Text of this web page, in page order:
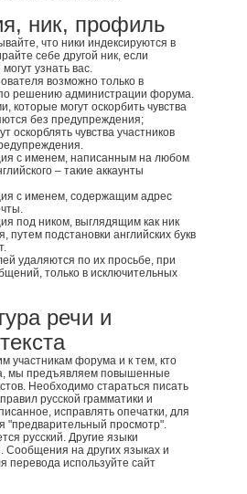
ник, профиль
что ники индексируются в
себе другой ник, если
узнать вас.
возможно только в
решению администрации форума.
которые могут оскорбить чувства
без предупреждения;
оскорблять чувства участников
с именем, написанным на любом
– такие аккаунты
с именем, содержащим адрес
под ником, выглядящим как ник
путем подстановки английских букв
удаляются по их просьбе, при
только в исключительных
речи и
участникам форума и к тем, кто
мы предъявляем повышенные
Необходимо стараться писать
русской грамматики и
исправлять опечатки, для
"предварительный просмотр".
русский. Другие языки
Сообщения на других языках и
перевода используйте сайт